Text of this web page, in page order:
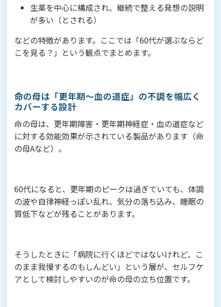
生薬を中心に構成され、継続で整える発想の説明
が多い（とされる）
などの特徴があります。ここでは「60代が選ぶならど
こを見る？」という観点でまとめます。
命の母は「更年期〜血の道症」の不調を幅広く
カバーする設計
命の母は、更年期障害・更年期神経症・血の道症など
に対する効能効果が示されている製品があります（命
の母Aなど）。
60代になると、更年期のピークは過ぎていても、体調
の波や自律神経っぽい乱れ、気分の落ち込み、睡眠の
質低下などが残ることがあります。
そうしたときに「病院に行くほどではないけれど、こ
のまま我慢するのもしんどい」という層が、セルフケ
アとして検討しやすいのが命の母の立ち位置です。